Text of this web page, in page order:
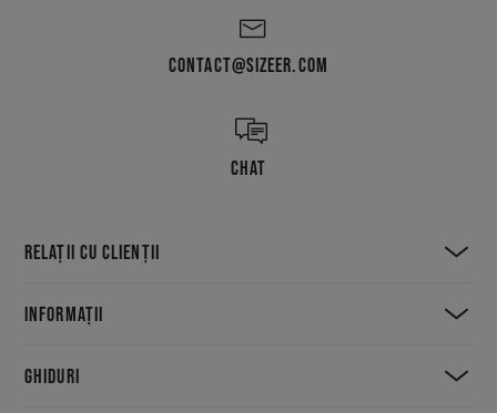
CONTACT@SIZEER.COM
CHAT
RELAȚII CU CLIENȚII
INFORMAȚII
GHIDURI